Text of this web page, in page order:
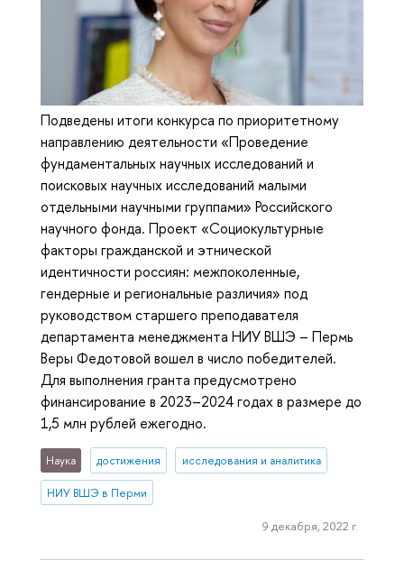
Подведены итоги конкурса по приоритетному
направлению деятельности «Проведение
фундаментальных научных исследований и
поисковых научных исследований малыми
отдельными научными группами» Российского
научного фонда. Проект «Социокультурные
факторы гражданской и этнической
идентичности россиян: межпоколенные,
гендерные и региональные различия» под
руководством старшего преподавателя
департамента менеджмента НИУ ВШЭ – Пермь
Веры Федотовой вошел в число победителей.
Для выполнения гранта предусмотрено
финансирование в 2023–2024 годах в размере до
1,5 млн рублей ежегодно.
Наука достижения исследования и аналитика
НИУ ВШЭ в Перми
9 декабря, 2022 г.